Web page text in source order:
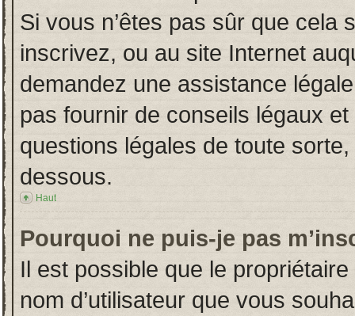
Si vous n’êtes pas sûr que cela
inscrivez, ou au site Internet
demandez une assistance
pas fournir de conseils légaux
questions légales de toute
dessous.
Haut
Pourquoi ne puis-je pas
Il est possible que le
nom d’utilisateur que vous